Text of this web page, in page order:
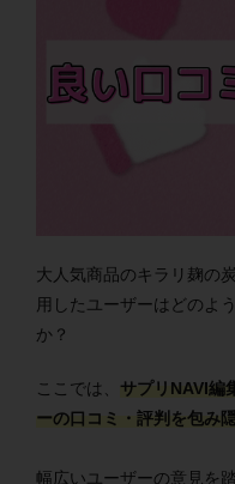
大人気商品のキラリ麹の
用したユーザーはどのよ
か？
ここでは、 サプリNAVI編
ーの口コミ・評判を包み
幅広いユーザーの意見を